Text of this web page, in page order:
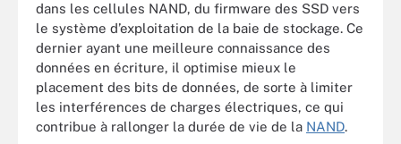
dans les cellules NAND, du firmware des SSD vers
le système d’exploitation de la baie de stockage. Ce
dernier ayant une meilleure connaissance des
données en écriture, il optimise mieux le
placement des bits de données, de sorte à limiter
les interférences de charges électriques, ce qui
contribue à rallonger la durée de vie de la NAND.